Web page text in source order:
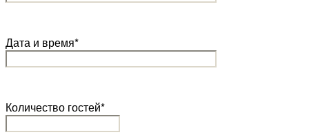
Дата и время*
Количество гостей*